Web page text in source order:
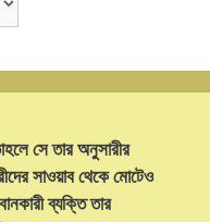
সে তার অনুসারীর
সাওয়াব থেকে মোটেও
ব্যক্তি তার